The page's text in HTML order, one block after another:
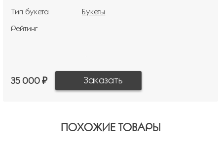
Тип букета
Букеты
Рейтинг
35 000 ₽
ПОХОЖИЕ ТОВАРЫ